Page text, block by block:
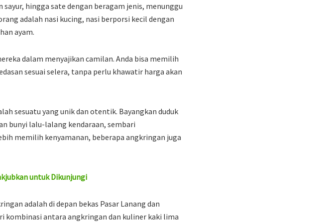
hingga sate dengan beragam jenis, menunggu
adalah nasi kucing, nasi berporsi kecil dengan
ayam.
dalam menyajikan camilan. Anda bisa memilih
sesuai selera, tanpa perlu khawatir harga akan
sesuatu yang unik dan otentik. Bayangkan duduk
bunyi lalu-lalang kendaraan, sembari
memilih kenyamanan, beberapa angkringan juga
untuk Dikunjungi
adalah di depan bekas Pasar Lanang dan
kombinasi antara angkringan dan kuliner kaki lima